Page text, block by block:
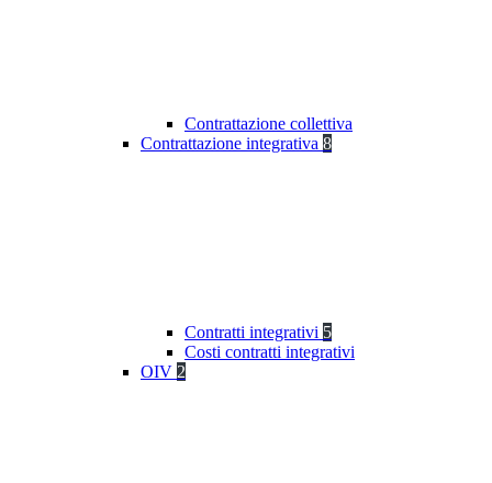
Contrattazione collettiva
Contrattazione integrativa 8
Contratti integrativi 5
Costi contratti integrativi
OIV 2